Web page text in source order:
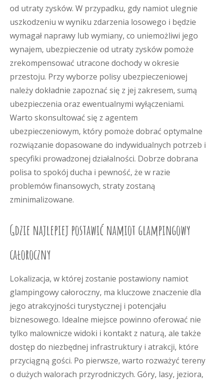
od utraty zysków. W przypadku, gdy namiot ulegnie
uszkodzeniu w wyniku zdarzenia losowego i będzie
wymagał naprawy lub wymiany, co uniemożliwi jego
wynajem, ubezpieczenie od utraty zysków pomoże
zrekompensować utracone dochody w okresie
przestoju. Przy wyborze polisy ubezpieczeniowej
należy dokładnie zapoznać się z jej zakresem, sumą
ubezpieczenia oraz ewentualnymi wyłączeniami.
Warto skonsultować się z agentem
ubezpieczeniowym, który pomoże dobrać optymalne
rozwiązanie dopasowane do indywidualnych potrzeb i
specyfiki prowadzonej działalności. Dobrze dobrana
polisa to spokój ducha i pewność, że w razie
problemów finansowych, straty zostaną
zminimalizowane.
Gdzie najlepiej postawić namiot glampingowy
całoroczny
Lokalizacja, w której zostanie postawiony namiot
glampingowy całoroczny, ma kluczowe znaczenie dla
jego atrakcyjności turystycznej i potencjału
biznesowego. Idealne miejsce powinno oferować nie
tylko malownicze widoki i kontakt z naturą, ale także
dostęp do niezbędnej infrastruktury i atrakcji, które
przyciągną gości. Po pierwsze, warto rozważyć tereny
o dużych walorach przyrodniczych. Góry, lasy, jeziora,